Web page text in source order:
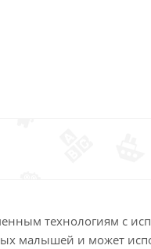
технологиям с
малышей и может